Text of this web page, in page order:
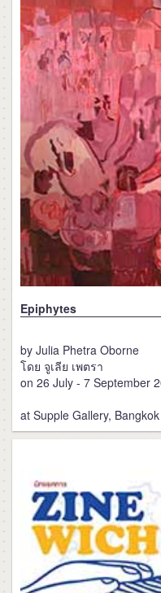
Epiphytes
by Julia Phetra Oborne
โดย จูเลีย เพตรา
on 26 July - 7 September
at Supple Gallery, Bangkok